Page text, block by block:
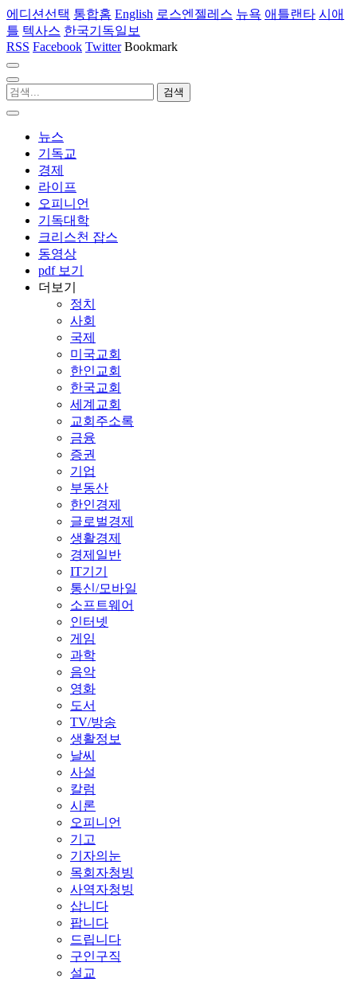
에디션선택 통합홈 English 로스엔젤레스 뉴욕 애틀랜타 시애
틀 텍사스 한국기독일보
RSS Facebook Twitter Bookmark
뉴스
기독교
경제
라이프
오피니언
기독대학
크리스천 잡스
동영상
pdf 보기
더보기
정치
사회
국제
미국교회
한인교회
한국교회
세계교회
교회주소록
금융
증권
기업
부동산
한인경제
글로벌경제
생활경제
경제일반
IT기기
통신/모바일
소프트웨어
인터넷
게임
과학
음악
영화
도서
TV/방송
생활정보
날씨
사설
칼럼
시론
오피니언
기고
기자의눈
목회자청빙
사역자청빙
삽니다
팝니다
드립니다
구인구직
설교